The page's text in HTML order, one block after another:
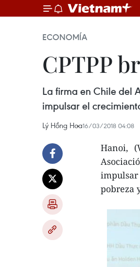
ECONOMÍA
CPTPP
La firma en Chile del
impulsar el
Lý Hồng Hoa16/03/2018 04:08
Hanoi,
pobreza